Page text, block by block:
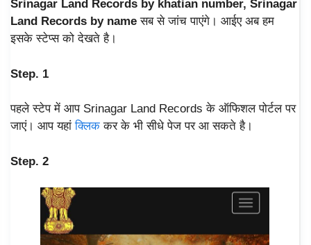
Srinagar Land Records by khatian number, Srinagar
Land Records by name सब से जांच पाएंगे। आईए अब हम
इसके स्टेप्स को देखते है।
Step. 1
पहले स्टेप में आप Srinagar Land Records के ऑफिशल पोर्टल पर
जाएं। आप यहांक्लिक कर के भी सीधे पेज पर आ सकते है।
Step. 2